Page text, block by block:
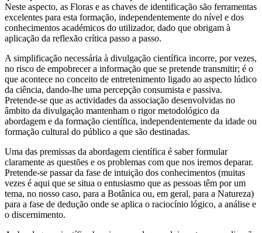
Neste aspecto, as Floras e as chaves de identificação são ferramentas
excelentes para esta formação, independentemente do nível e dos
conhecimentos académicos do utilizador, dado que obrigam à
aplicação da reflexão crítica passo a passo.
A simplificação necessária à divulgação científica incorre, por vezes,
no risco de empobrecer a informação que se pretende transmitir; é o
que acontece no conceito de entretenimento ligado ao aspecto lúdico
da ciência, dando-lhe uma percepção consumista e passiva.
Pretende-se que as actividades da associação desenvolvidas no
âmbito da divulgação mantenham o rigor metodológico da
abordagem e da formação científica, independentemente da idade ou
formação cultural do público a que são destinadas.
Uma das premissas da abordagem científica é saber formular
claramente as questões e os problemas com que nos iremos deparar.
Pretende-se passar da fase de intuição dos conhecimentos (muitas
vezes é aqui que se situa o entusiasmo que as pessoas têm por um
tema, no nosso caso, para a Botânica ou, em geral, para a Natureza)
para a fase de dedução onde se aplica o raciocínio lógico, a análise e
o discernimento.